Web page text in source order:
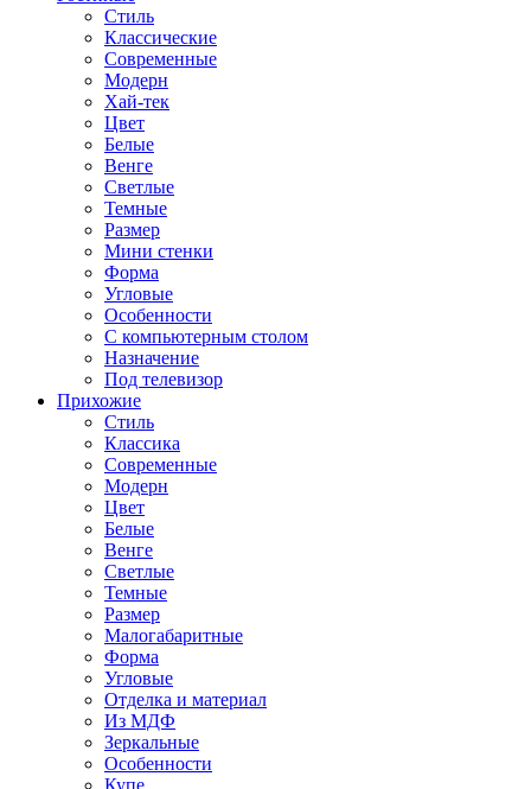
Стиль
Классические
Современные
Модерн
Хай-тек
Цвет
Белые
Венге
Светлые
Темные
Размер
Мини стенки
Форма
Угловые
Особенности
С компьютерным столом
Назначение
Под телевизор
Прихожие
Стиль
Классика
Современные
Модерн
Цвет
Белые
Венге
Светлые
Темные
Размер
Малогабаритные
Форма
Угловые
Отделка и материал
Из МДФ
Зеркальные
Особенности
Купе